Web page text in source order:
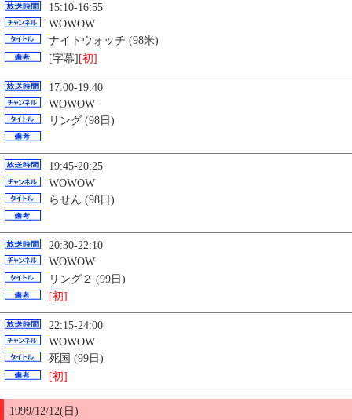
15:10-16:55
WOWOW
ナイトウォッチ (98米)
[字幕][初]
17:00-19:40
WOWOW
リング (98日)
19:45-20:25
WOWOW
らせん (98日)
20:30-22:10
WOWOW
リング２ (99日)
[初]
22:15-24:00
WOWOW
死国 (99日)
[初]
1999/12/12(日)